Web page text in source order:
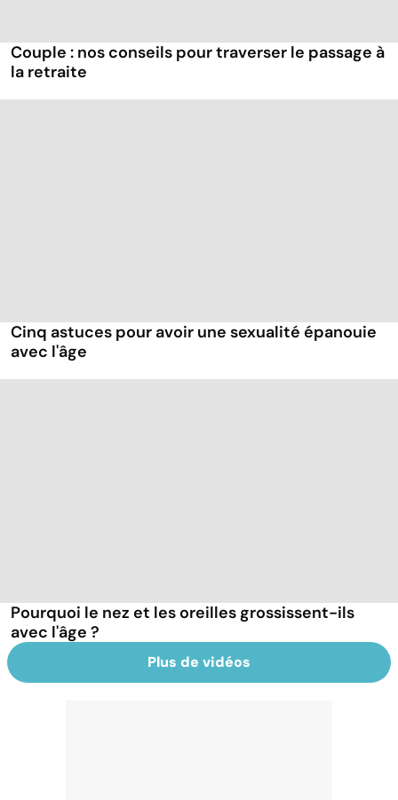
Couple : nos conseils pour traverser le passage à
la retraite
Cinq astuces pour avoir une sexualité épanouie
avec l'âge
Pourquoi le nez et les oreilles grossissent-ils
avec l'âge ?
Plus de vidéos